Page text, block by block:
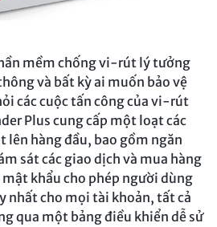
mềm chống vi-rút lý tưởng
và bất kỳ ai muốn bảo vệ
các cuộc tấn công của vi-rút
Plus cung cấp một loạt các
lên hàng đầu, bao gồm ngăn
sát các giao dịch và mua hàng
khẩu cho phép người dùng
nhất cho mọi tài khoản, tất cả
qua một bảng điều khiển dễ sử